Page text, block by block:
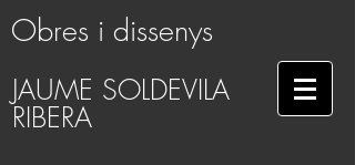
JAUME SOLDEVILA
RIBERA
Obres i dissenys